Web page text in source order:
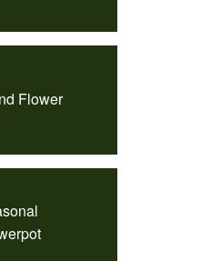
Flower